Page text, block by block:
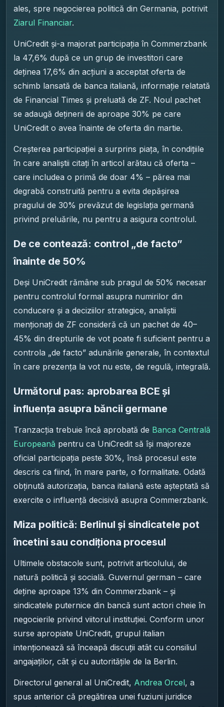
ales, spre negocierea politică din Germania, potrivit
Ziarul Financiar.
UniCredit și-a majorat participația în Commerzbank
la 47,6% după ce un grup de investitori care
deținea 17,6% din acțiuni a acceptat oferta de
schimb lansată de banca italiană, informație relatată
de Financial Times și preluată de ZF. Noul pachet
se adaugă deținerii de aproape 30% pe care
UniCredit o avea înainte de oferta din martie.
Creșterea participației a surprins piața, în condițiile
în care analiștii citați în articol arătau că oferta –
care includea o primă de doar 4% – părea mai
degrabă construită pentru a evita depășirea
pragului de 30% prevăzut de legislația germană
privind preluările, nu pentru a asigura controlul.
De ce contează: control „de facto”
înainte de 50%
Deși UniCredit rămâne sub pragul de 50% necesar
pentru controlul formal asupra numirilor din
conducere și a deciziilor strategice, analiștii
menționați de ZF consideră că un pachet de 40–
45% din drepturile de vot poate fi suficient pentru a
controla „de facto” adunările generale, în contextul
în care prezența la vot nu este, de regulă, integrală.
Următorul pas: aprobarea BCE și
influența asupra băncii germane
Tranzacția trebuie încă aprobată de Banca Centrală
Europeană pentru ca UniCredit să își majoreze
oficial participația peste 30%, însă procesul este
descris ca fiind, în mare parte, o formalitate. Odată
obținută autorizația, banca italiană este așteptată să
exercite o influență decisivă asupra Commerzbank.
Miza politică: Berlinul și sindicatele pot
încetini sau condiționa procesul
Ultimele obstacole sunt, potrivit articolului, de
natură politică și socială. Guvernul german – care
deține aproape 13% din Commerzbank – și
sindicatele puternice din bancă sunt actori cheie în
negocierile privind viitorul instituției. Conform unor
surse apropiate UniCredit, grupul italian
intenționează să înceapă discuții atât cu consiliul
angajaților, cât și cu autoritățile de la Berlin.
Directorul general al UniCredit, Andrea Orcel, a
spus anterior că pregătirea unei fuziuni juridice